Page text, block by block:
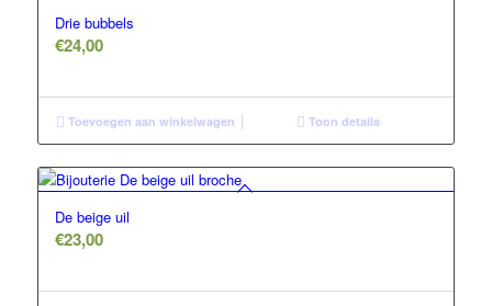
Drie bubbels
€24,00
Toevoegen aan winkelwagen Toon details
De beige uil
€23,00